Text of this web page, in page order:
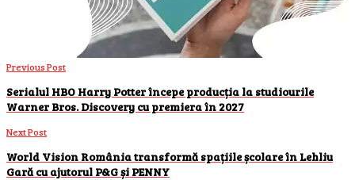
Previous Post
Serialul HBO Harry Potter începe producția la studiourile
Warner Bros. Discovery cu premiera în 2027
Next Post
World Vision România transformă spațiile școlare în Lehliu
Gară cu ajutorul P&G și PENNY